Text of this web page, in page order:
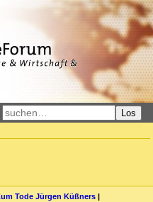
Los
Tode Jürgen Küßners |